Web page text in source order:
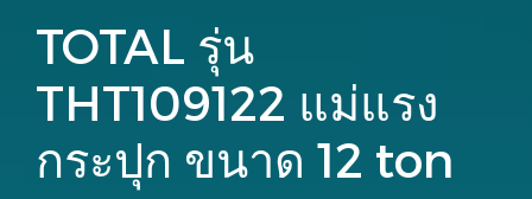
TOTAL รุ่น
THT109122 แม่แรง
กระปุก ขนาด 12 ton